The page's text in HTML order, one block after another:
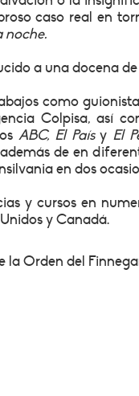
caso real en
noche.
a una docena
como
Colpisa, así
ABC, El Paísy El
de en
en dos
y cursos en
y Canadá.
la Orden del